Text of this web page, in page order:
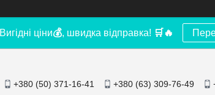
Вигідні ціни💰, швидка відправка! 🛒 🔥
+380 (50) 371-16-41 +380 (63) 309-76-49